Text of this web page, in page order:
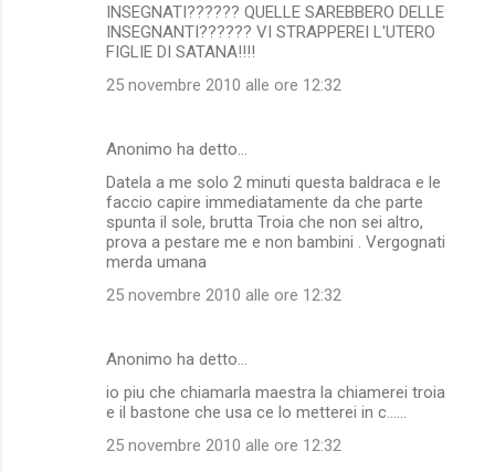
INSEGNATI?????? QUELLE SAREBBERO DELLE
INSEGNANTI?????? VI STRAPPEREI L'UTERO
FIGLIE DI SATANA!!!!
25 novembre 2010 alle ore 12:32
Anonimo ha detto…
Datela a me solo 2 minuti questa baldraca e le
faccio capire immediatamente da che parte
spunta il sole, brutta Troia che non sei altro,
prova a pestare me e non bambini . Vergognati
merda umana
25 novembre 2010 alle ore 12:32
Anonimo ha detto…
io piu che chiamarla maestra la chiamerei troia
e il bastone che usa ce lo metterei in c......
25 novembre 2010 alle ore 12:32